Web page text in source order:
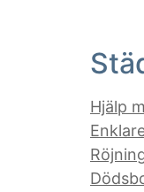
Hjälp